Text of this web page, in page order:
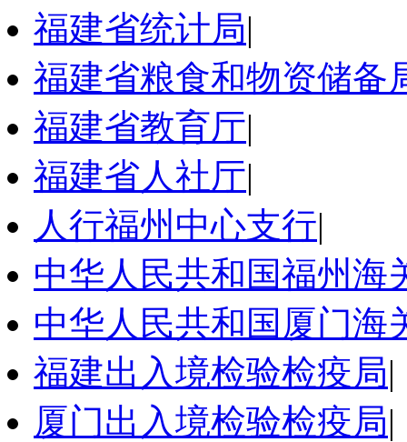
福建省统计局|
福建省粮食和物资储备
福建省教育厅|
福建省人社厅|
人行福州中心支行|
中华人民共和国福州海
中华人民共和国厦门海
福建出入境检验检疫局|
厦门出入境检验检疫局|